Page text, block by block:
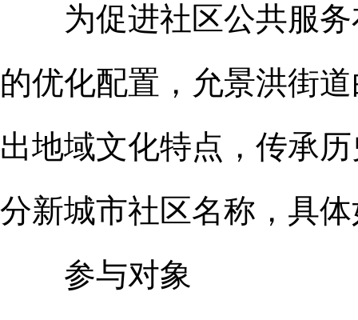
为促进社区公共服务
的优化配置，允景洪街
出地域文化特点，传承
分新城市社区名称，具
参与对象